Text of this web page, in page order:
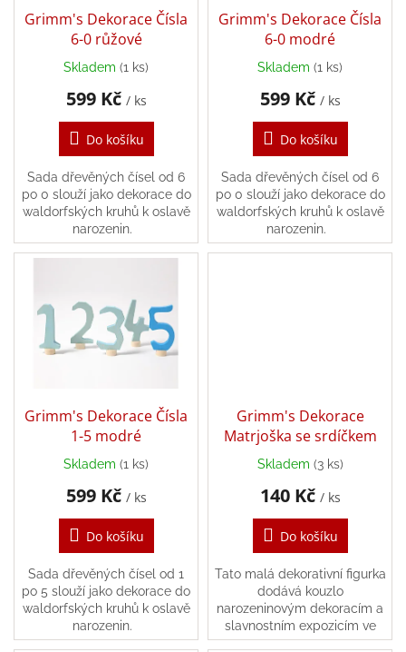
tématu
panenky
Puzzle
Sensory
Play
Společenské
poukazy
Doplňky
pro
děti
Grimm's Dekorace Čísla
6-0 růžové
Skladem (1 ks)
599 Kč / ks
Do košíku
Sada dřevěných čísel od 6
po 0 slouží jako dekorace do
waldorfských kruhů k oslavě
narozenin.
Grimm's Dekorace Čísla
6-0 modré
Skladem (1 ks)
599 Kč / ks
Do košíku
Sada dřevěných čísel od 6
po 0 slouží jako dekorace do
waldorfských kruhů k oslavě
narozenin.
Grimm's Dekorace Čísla
1-5 modré
Skladem (1 ks)
599 Kč / ks
Do košíku
Sada dřevěných čísel od 1
po 5 slouží jako dekorace do
waldorfských kruhů k oslavě
narozenin.
Grimm's Dekorace
Matrjoška se srdíčkem
Skladem (3 ks)
140 Kč / ks
Do košíku
Tato malá dekorativní figurka
dodává kouzlo
narozeninovým dekoracím a
slavnostním expozicím ve
zvláštní dny.